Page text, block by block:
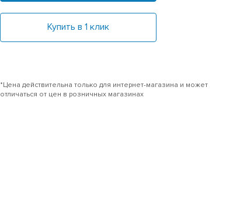
Купить в 1 клик
*Цена действительна только для интернет-магазина и может
отличаться от цен в розничных магазинах